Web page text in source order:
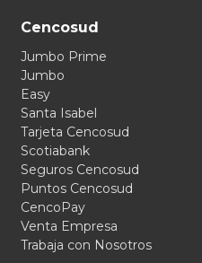
Cencosud
Jumbo Prime
Jumbo
Easy
Santa Isabel
Tarjeta Cencosud
Scotiabank
Seguros Cencosud
Puntos Cencosud
CencoPay
Venta Empresa
Trabaja con Nosotros